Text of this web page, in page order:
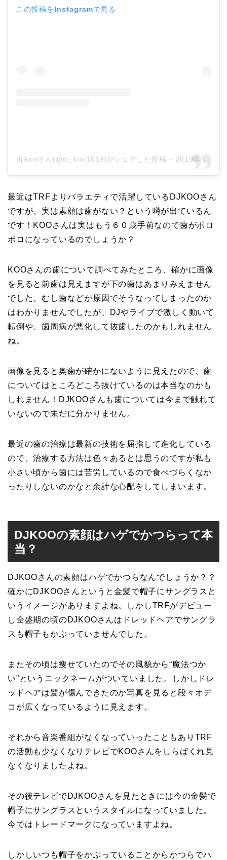
この投稿をInstagramで見る
dj kooさん(@dj_koo1019)がシェアした投稿 – 2019年 5月月26日午後11時46分PDT
最近はTRFよりバラエティで活躍しているDJKOOさん
ですが、実は素顔は歯がない？という噂が出ているん
です！KOOさんは実はもう６０歳手前なので歯がボロ
ボロになっているのでしょうか？
KOOさんの歯について調べてみたところ、確かに画像
を見ると前歯は見えますが下の歯はあまりみえません
でした。むし歯などが原因でそうなってしまったのか
はわかりませんでしたが、DJやライブで激しく動いて
転倒や、歯周病が悪化して抜歯したのかもしれません
ね。
画像を見ると奥歯が確かにないように見えたので、歯
についてはところどころ抜けているのは本当なのかも
しれません！DJKOOさんも歯については今まで触れて
いないので未だに分かりません。
最近の歯の治療は最新の技術を屈指して進化している
ので、治療する方法は色々あるとは思うのですが私も
小さい頃から歯には苦労しているので食べづらくなか
ったりしないのかなと余計な心配をしてしまいます。
DJKOOの素顔はハゲでかつらって本
当？
DJKOOさんの素顔はハゲでかつらなんでしょうか？？
確かにDJKOOさんというと金髪で帽子にサングラスと
いうイメージがありますよね。しかしTRFがデビュー
し全盛期の頃のDJKOOさんはドレッドヘアでサングラ
スも帽子もかぶっていませんでした。
またその頃は痩せていたのでその風貌から“魔法つか
い”というニックネームがついていました。しかしドレ
ッドヘアは髪が傷んできたのか写真を見ると段々オデ
コが広くなっているように見えます。
それから音楽番組がなくなっていったこともありTRF
の活動も少なくなりテレビでKOOさんをしらばくれ見
なくなりましたよね。
その後テレビでDJKOOさんを見たときには今の金髪で
帽子にサングラスというスタイルになっていました。
今ではトレードマークになっていますよね。
しかしいつも帽子をかぶっていることからかつらでハ